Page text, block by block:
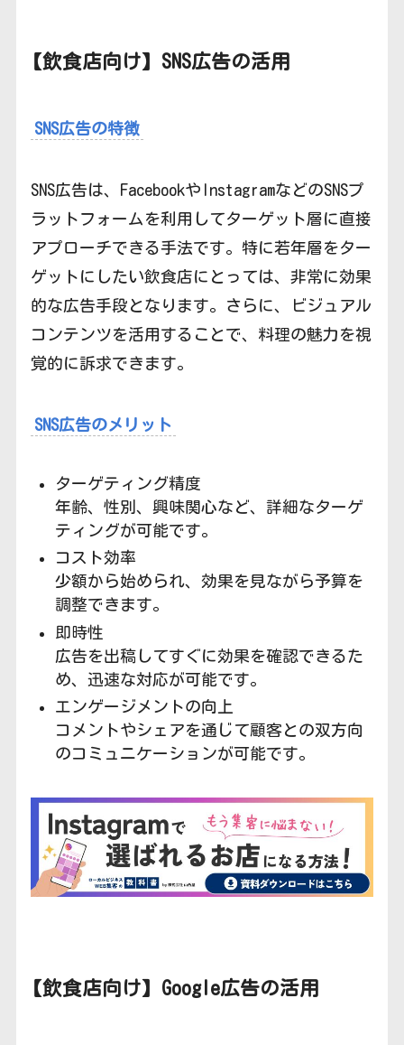
【飲食店向け】 SNS広告の活用
SNS広告の特徴
SNS広告は、FacebookやInstagramなどのSNSプ
ラットフォームを利用してターゲット層に直接
アプローチできる手法です。特に若年層をター
ゲットにしたい飲食店にとっては、非常に効果
的な広告手段となります。さらに、ビジュアル
コンテンツを活用することで、料理の魅力を視
覚的に訴求できます。
SNS広告のメリット
ターゲティング精度
年齢、性別、興味関心など、詳細なターゲ
ティングが可能です。
コスト効率
少額から始められ、効果を見ながら予算を
調整できます。
即時性
広告を出稿してすぐに効果を確認できるた
め、迅速な対応が可能です。
エンゲージメントの向上
コメントやシェアを通じて顧客との双方向
のコミュニケーションが可能です。
【飲食店向け】 Google広告の活用